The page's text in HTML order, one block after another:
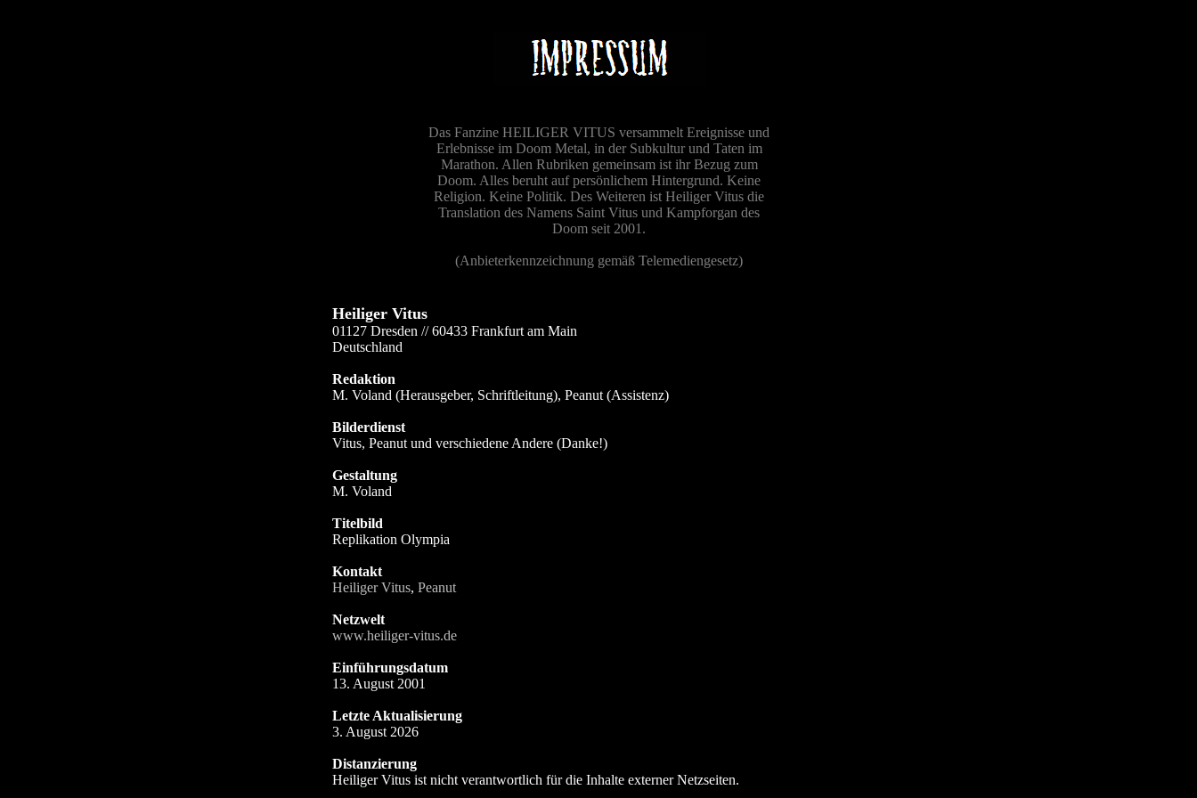
Das Fanzine HEILIGER VITUS versammelt Ereignisse und
Erlebnisse im Doom Metal, in der Subkultur und Taten im
Marathon. Allen Rubriken gemeinsam ist ihr Bezug zum
Doom. Alles beruht auf persönlichem Hintergrund. Keine
Religion. Keine Politik. Des Weiteren ist Heiliger Vitus die
Translation des Namens Saint Vitus und Kampforgan des
Doom seit 2001.
(Anbieterkennzeichnung gemäß Telemediengesetz)
Heiliger Vitus
01127 Dresden // 60433 Frankfurt am Main
Deutschland
Redaktion
M. Voland (Herausgeber, Schriftleitung), Peanut (Assistenz)
Bilderdienst
Vitus, Peanut und verschiedene Andere (Danke!)
Gestaltung
M. Voland
Titelbild
Replikation Olympia
Kontakt
Heiliger Vitus, Peanut
Netzwelt
www.heiliger-vitus.de
Einführungsdatum
13. August 2001
Letzte Aktualisierung
3. August 2026
Distanzierung
Heiliger Vitus ist nicht verantwortlich für die Inhalte externer Netzseiten.